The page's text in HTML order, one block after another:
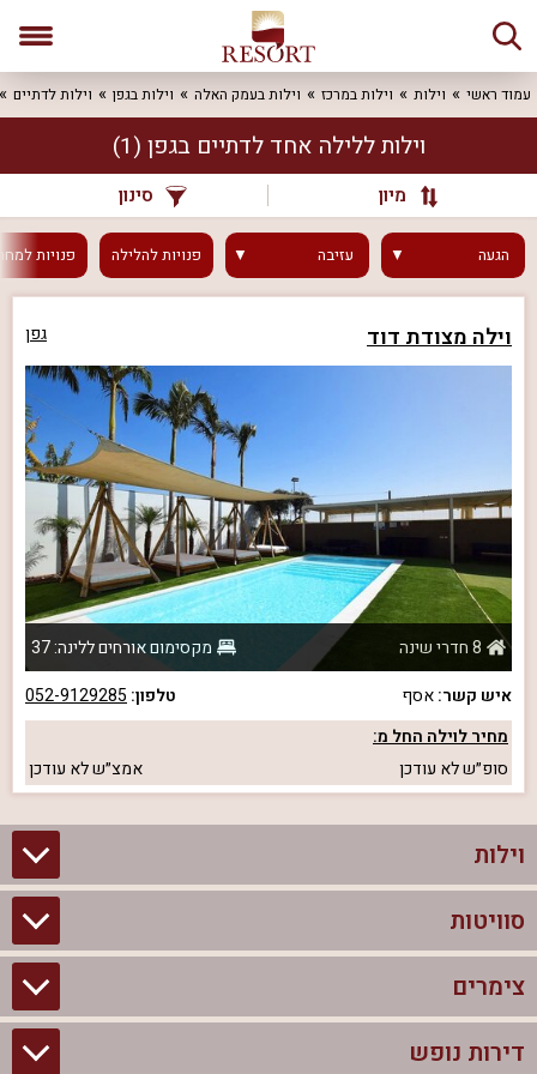
עמוד ראשי וילות וילות במרכז וילות בעמק האלה וילות בגפן וילות לדתיים
וילות ללילה אחד לדתיים בגפן (1)
מיון סינון
הגעה עזיבה פנויותלהלילה פנויות
וילה מצודת דוד גפן
8 חדרי שינה
מקסימום אורחים ללינה: 37
איש קשר:אסף טלפון: 052-9129285
מחיר לוילה החל מ:
סופ״שלא עודכן אמצ״שלא עודכן
וילות
וילות בצפון
וילות להשכרה
סוויטות
סוויטות בצפון
צימרים לזוגות עם בריכה פרטית
צימרים
צימרים בצפון
דירות נופש